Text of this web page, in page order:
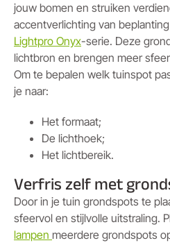
jouw bomen en struiken
accentverlichting van
Lightpro Onyx-serie. Deze
lichtbron en brengen meer
Om te bepalen welk tuinspot
je naar:
Het formaat;
De lichthoek;
Het lichtbereik.
Verfris zelf met
Door in je tuin grondspots te
sfeervol en stijlvolle uitstraling.
lampen meerdere grondspots